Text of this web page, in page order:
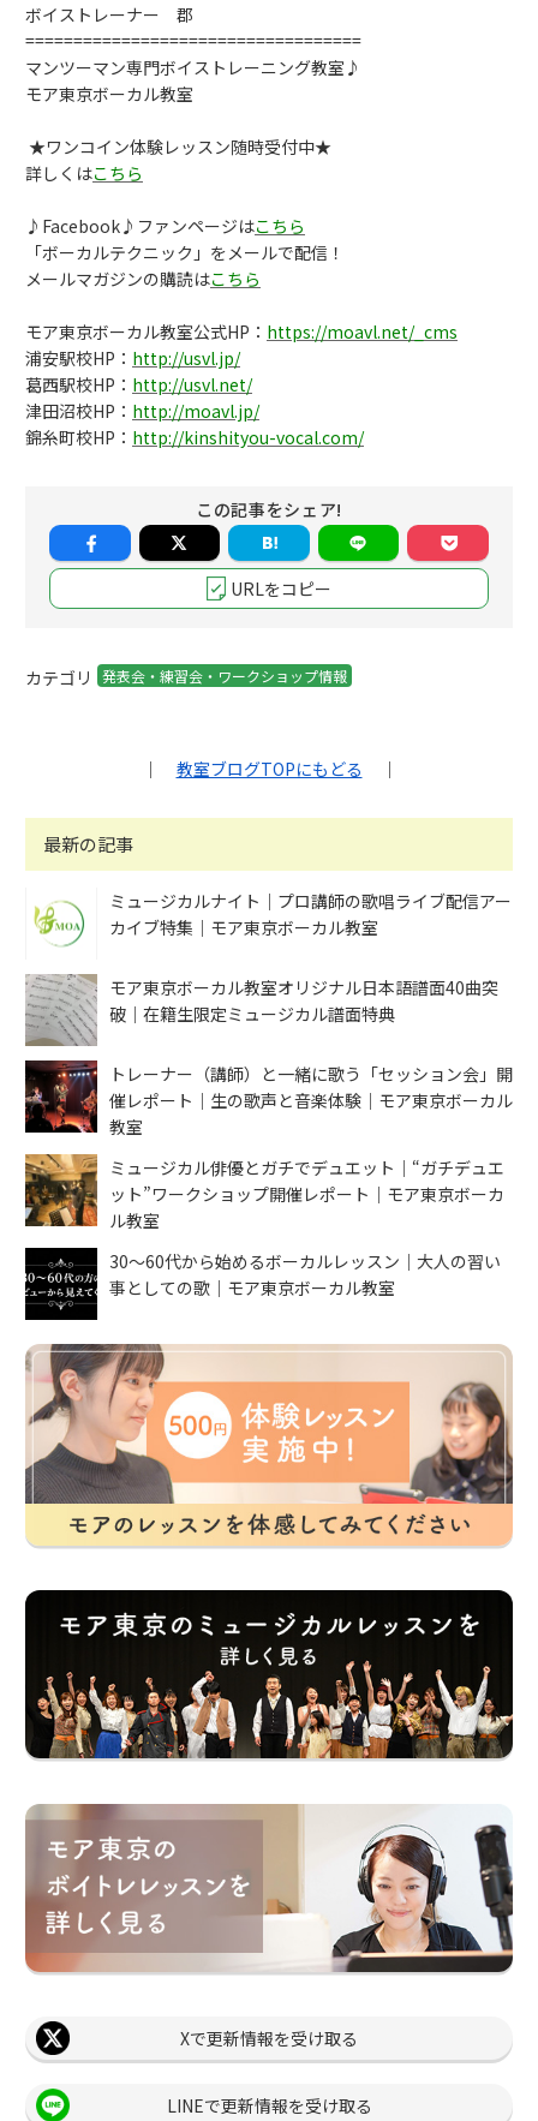
ボイストレーナー 郡
===================================
マンツーマン専門ボイストレーニング教室♪
モア東京ボーカル教室
★ワンコイン体験レッスン随時受付中★
詳しくはこちら
♪Facebook♪ファンページはこちら
「ボーカルテクニック」をメールで配信！
メールマガジンの購読はこちら
モア東京ボーカル教室公式HP： https://moavl.net/_cms
浦安駅校HP： http://usvl.jp/
葛西駅校HP： http://usvl.net/
津田沼校HP： http://moavl.jp/
錦糸町校HP： http://kinshityou-vocal.com/
この記事をシェア!
URLをコピー
カテゴリ 発表会・練習会・ワークショップ情報
｜ 教室ブログTOPにもどる ｜
最新の記事
ミュージカルナイト｜プロ講師の歌唱ライブ配信アー
カイブ特集｜モア東京ボーカル教室
モア東京ボーカル教室オリジナル日本語譜面40曲突
破｜在籍生限定ミュージカル譜面特典
トレーナー（講師）と一緒に歌う「セッション会」開
催レポート｜生の歌声と音楽体験｜モア東京ボーカル
教室
ミュージカル俳優とガチでデュエット｜“ガチデュエ
ット”ワークショップ開催レポート｜モア東京ボーカ
ル教室
30〜60代から始めるボーカルレッスン｜大人の習い
事としての歌｜モア東京ボーカル教室
Xで更新情報を受け取る
LINEで更新情報を受け取る